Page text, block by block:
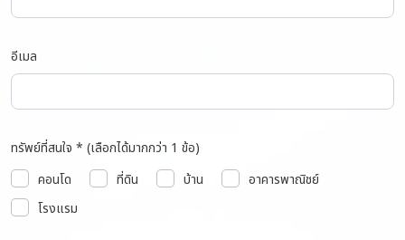
อีเมล
ทรัพย์ที่สนใจ * (เลือกได้มากกว่า 1 ข้อ)
คอนโด
ที่ดิน บ้าน
อาคารพาณิชย์
โรงแรม